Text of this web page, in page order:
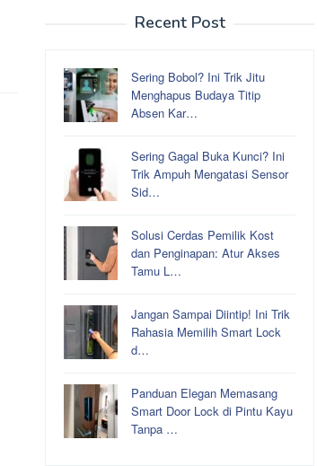
Recent Post
Sering Bobol? Ini Trik Jitu
Menghapus Budaya Titip
Absen Kar…
Sering Gagal Buka Kunci? Ini
Trik Ampuh Mengatasi Sensor
Sid…
Solusi Cerdas Pemilik Kost
dan Penginapan: Atur Akses
Tamu L…
Jangan Sampai Diintip! Ini Trik
Rahasia Memilih Smart Lock
d…
Panduan Elegan Memasang
Smart Door Lock di Pintu Kayu
Tanpa …